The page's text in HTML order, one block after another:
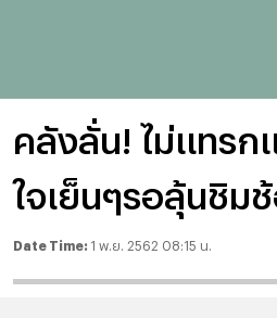
คลังลั่น! ไม่แทรก
ใจเย็นๆรอลุ้นชิม
Date Time: 1 พ.ย. 2562 08:15 น.